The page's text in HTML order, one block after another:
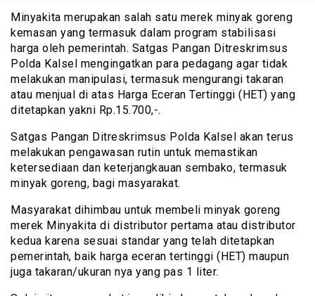
Minyakita merupakan salah satu merek minyak goreng
kemasan yang termasuk dalam program stabilisasi
harga oleh pemerintah. Satgas Pangan Ditreskrimsus
Polda Kalsel mengingatkan para pedagang agar tidak
melakukan manipulasi, termasuk mengurangi takaran
atau menjual di atas Harga Eceran Tertinggi (HET) yang
ditetapkan yakni Rp.15.700,-.
Satgas Pangan Ditreskrimsus Polda Kalsel akan terus
melakukan pengawasan rutin untuk memastikan
ketersediaan dan keterjangkauan sembako, termasuk
minyak goreng, bagi masyarakat.
Masyarakat dihimbau untuk membeli minyak goreng
merek Minyakita di distributor pertama atau distributor
kedua karena sesuai standar yang telah ditetapkan
pemerintah, baik harga eceran tertinggi (HET) maupun
juga takaran/ukuran nya yang pas 1 liter.